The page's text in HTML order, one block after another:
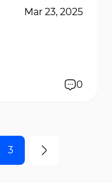
Mar 23, 2025
0
3